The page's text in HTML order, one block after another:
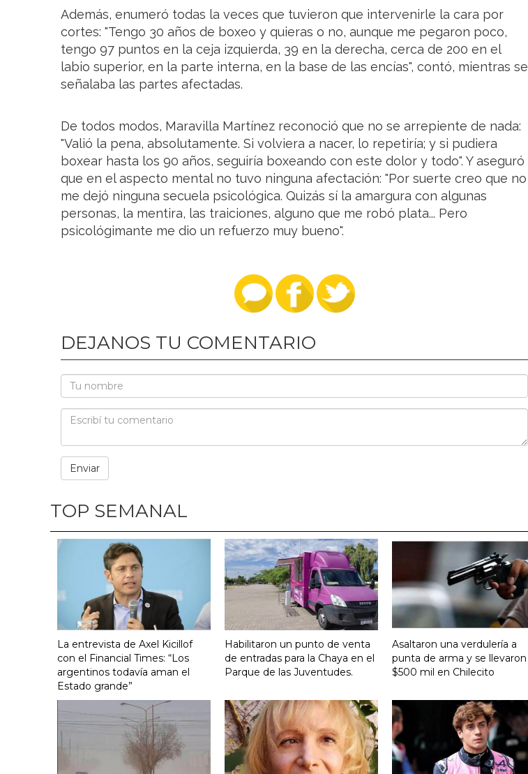
Además, enumeró todas la veces que tuvieron que intervenirle la cara por
cortes: "Tengo 30 años de boxeo y quieras o no, aunque me pegaron poco,
tengo 97 puntos en la ceja izquierda, 39 en la derecha, cerca de 200 en el
labio superior, en la parte interna, en la base de las encías", contó, mientras se
señalaba las partes afectadas.
De todos modos, Maravilla Martínez reconoció que no se arrepiente de nada:
"Valió la pena, absolutamente. Si volviera a nacer, lo repetiría; y si pudiera
boxear hasta los 90 años, seguiría boxeando con este dolor y todo". Y aseguró
que en el aspecto mental no tuvo ninguna afectación: "Por suerte creo que no
me dejó ninguna secuela psicológica. Quizás sí la amargura con algunas
personas, la mentira, las traiciones, alguno que me robó plata... Pero
psicológimante me dio un refuerzo muy bueno".
DEJANOS TU COMENTARIO
TOP SEMANAL
La entrevista de Axel Kicillof
con el Financial Times: “Los
argentinos todavía aman el
Estado grande”
Habilitaron un punto de venta
de entradas para la Chaya en el
Parque de las Juventudes.
Asaltaron una verdulería a
punta de arma y se llevaron
$500 mil en Chilecito